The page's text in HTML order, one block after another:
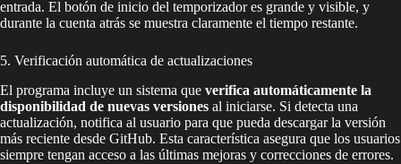
entrada. El botón de inicio del temporizador es grande y visible, y
durante la cuenta atrás se muestra claramente el tiempo restante.
5. Verificación automática de actualizaciones
El programa incluye un sistema que verifica automáticamente la
disponibilidad de nuevas versiones al iniciarse. Si detecta una
actualización, notifica al usuario para que pueda descargar la versión
más reciente desde GitHub. Esta característica asegura que los usuarios
siempre tengan acceso a las últimas mejoras y correcciones de errores.